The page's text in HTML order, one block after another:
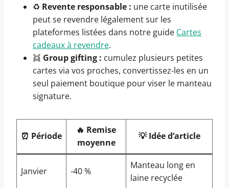
♻️ Revente responsable : une carte inutilisée
peut se revendre légalement sur les
plateformes listées dans notre guide Cartes
cadeaux à revendre.
👯 Group gifting : cumulez plusieurs petites
cartes via vos proches, convertissez-les en un
seul paiement boutique pour viser le manteau
signature.
⏰ Période
🔥 Remise
moyenne
💡 Idée d’article
Janvier -40 %
Manteau long en
laine recyclée